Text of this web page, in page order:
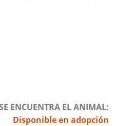
ENCUENTRA EL ANIMAL
Disponible en adopción